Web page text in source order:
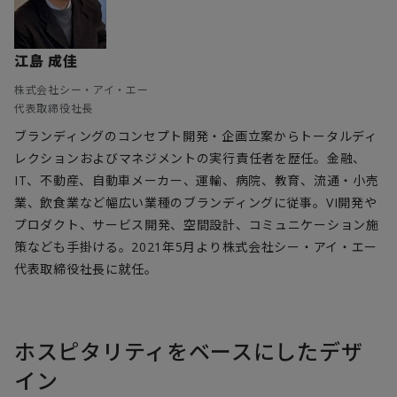
江島 成佳
株式会社シー・アイ・エー
代表取締役社長
ブランディングのコンセプト開発・企画立案からトータルディ
レクションおよびマネジメントの実行責任者を歴任。金融、
IT、不動産、自動車メーカー、運輸、病院、教育、流通・小売
業、飲食業など幅広い業種のブランディングに従事。VI開発や
プロダクト、サービス開発、空間設計、コミュニケーション施
策なども手掛ける。2021年5月より株式会社シー・アイ・エー
代表取締役社長に就任。
ホスピタリティをベースにしたデザ
イン